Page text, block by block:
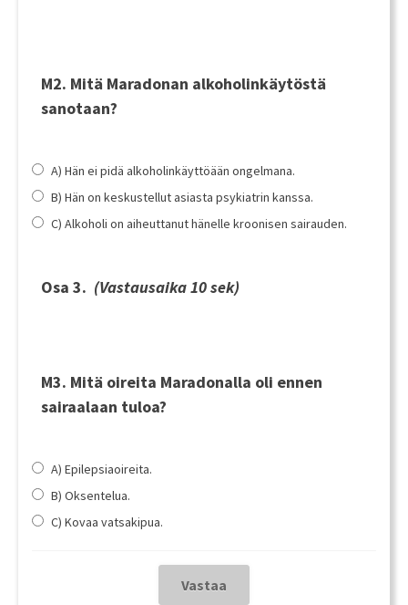
M2. Mitä Maradonan alkoholinkäytöstä
sanotaan?
A) Hän ei pidä alkoholinkäyttöään ongelmana.
B) Hän on keskustellut asiasta psykiatrin kanssa.
C) Alkoholi on aiheuttanut hänelle kroonisen sairauden.
Osa 3. (Vastausaika 10 sek)
M3. Mitä oireita Maradonalla oli ennen
sairaalaan tuloa?
A) Epilepsiaoireita.
B) Oksentelua.
C) Kovaa vatsakipua.